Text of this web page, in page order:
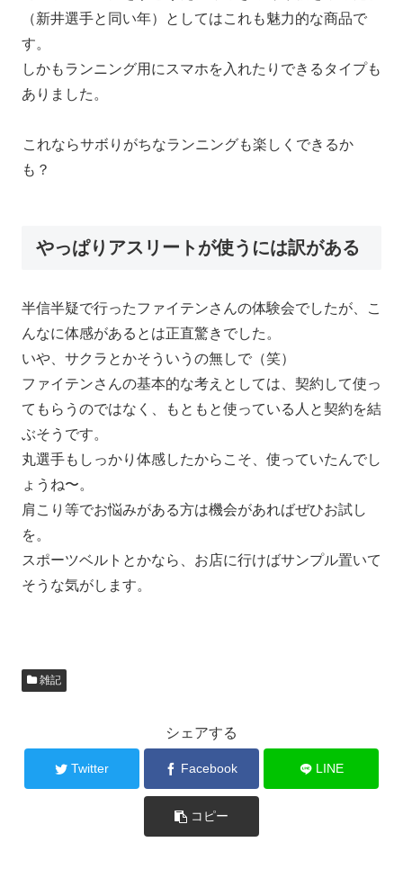
（新井選手と同い年）としてはこれも魅力的な商品で
す。
しかもランニング用にスマホを入れたりできるタイプも
ありました。
これならサボりがちなランニングも楽しくできるか
も？
やっぱりアスリートが使うには訳がある
半信半疑で行ったファイテンさんの体験会でしたが、こ
んなに体感があるとは正直驚きでした。
いや、サクラとかそういうの無しで（笑）
ファイテンさんの基本的な考えとしては、契約して使っ
てもらうのではなく、もともと使っている人と契約を結
ぶそうです。
丸選手もしっかり体感したからこそ、使っていたんでし
ょうね〜。
肩こり等でお悩みがある方は機会があればぜひお試し
を。
スポーツベルトとかなら、お店に行けばサンプル置いて
そうな気がします。
雑記
シェアする
Twitter Facebook LINE
コピー